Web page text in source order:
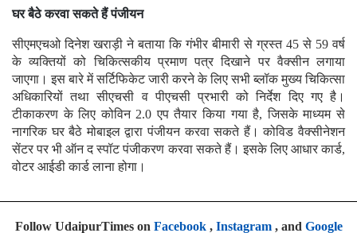
घर बैठे करवा सकते हैं पंजीयन
सीएमएचओ दिनेश खराड़ी ने बताया कि गंभीर बीमारी से ग्रस्त 45 से 59 वर्ष
के व्यक्तियों को चिकित्सकीय प्रमाण पत्र दिखाने पर वैक्सीन लगाया
जाएगा। इस बारे में सर्टिफिकेट जारी करने के लिए सभी ब्लॉक मुख्य चिकित्सा
अधिकारियों तथा सीएचसी व पीएचसी प्रभारी को निर्देश दिए गए है।
टीकाकरण के लिए कोविन 2.0 एप तैयार किया गया है, जिसके माध्यम से
नागरिक घर बैठे मोबाइल द्वारा पंजीयन करवा सकते हैं। कोविड वैक्सीनेशन
सेंटर पर भी ऑन द स्पॉट पंजीकरण करवा सकते हैं। इसके लिए आधार कार्ड,
वोटर आईडी कार्ड लाना होगा।
Follow UdaipurTimes on Facebook, Instagram, and Google